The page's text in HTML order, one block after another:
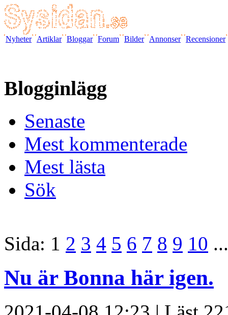
Nyheter Artiklar Bloggar Forum Bilder Annonser Recensioner
Blogginlägg
Senaste
Mest kommenterade
Mest lästa
Sök
Sida: 1 2 3 4 5 6 7 8 9 10
Nu är Bonna här igen.